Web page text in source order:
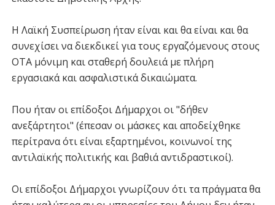
Η Λαϊκή Συσπείρωση ήταν είναι και θα είναι και θα
συνεχίσει να διεκδικεί για τους εργαζόμενους στους
ΟΤΑ μόνιμη και σταθερή δουλειά με πλήρη
εργασιακά και ασφαλιστικά δικαιώματα.
Που ήταν οι επίδοξοι Δήμαρχοι οι "δήθεν
ανεξάρτητοι" (έπεσαν οι μάσκες και αποδείχθηκε
περίτρανα ότι είναι εξαρτημένοι, κοινωνοί της
αντιλαϊκής πολιτικής και βαθιά αντιδραστικοί).
Οι επίδοξοι Δήμαρχοι γνωρίζουν ότι τα πράγματα θα